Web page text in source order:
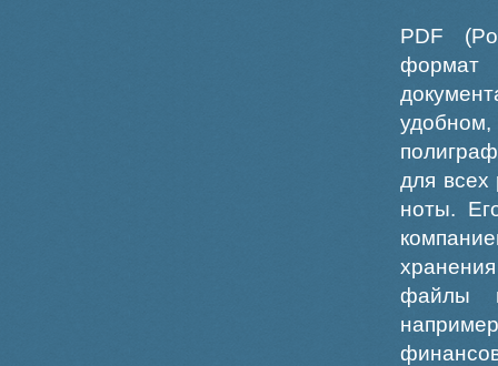
PDF
формат
для всех
ноты.
файлы